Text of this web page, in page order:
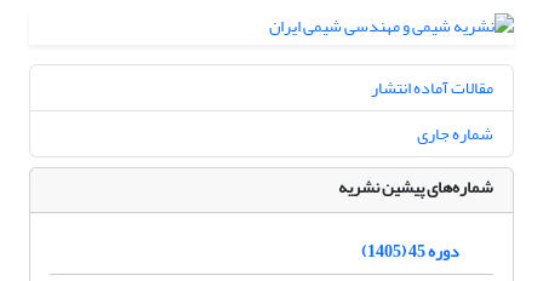
مقالات آماده انتشار
شماره جاری
شماره‌های پیشین نشریه
دوره 45 (1405)